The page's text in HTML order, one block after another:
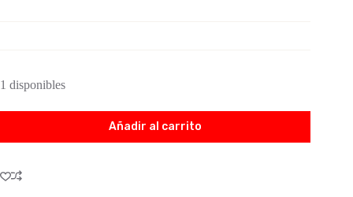
1 disponibles
Añadir al carrito